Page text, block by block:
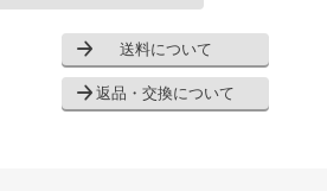
送料について
返品・交換について